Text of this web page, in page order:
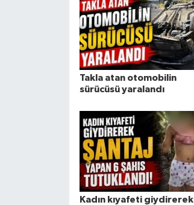
Takla atan otomobilin
sürücüsü yaralandı
Kadın kıyafeti giydirerek